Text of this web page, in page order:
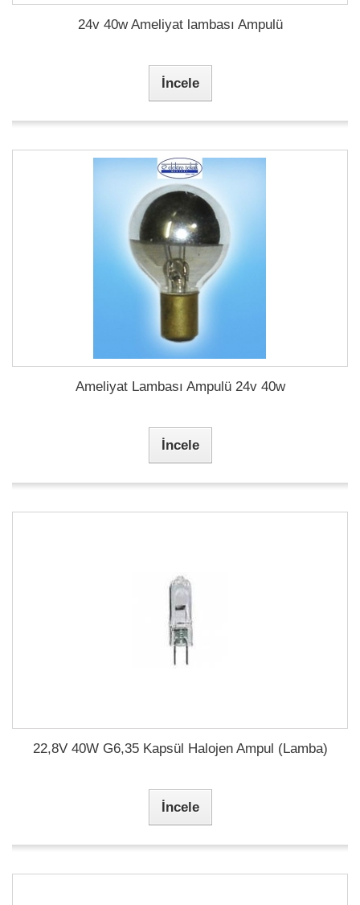
24v 40w Ameliyat lambası Ampulü
İncele
Ameliyat Lambası Ampulü 24v 40w
İncele
22,8V 40W G6,35 Kapsül Halojen Ampul (Lamba)
İncele